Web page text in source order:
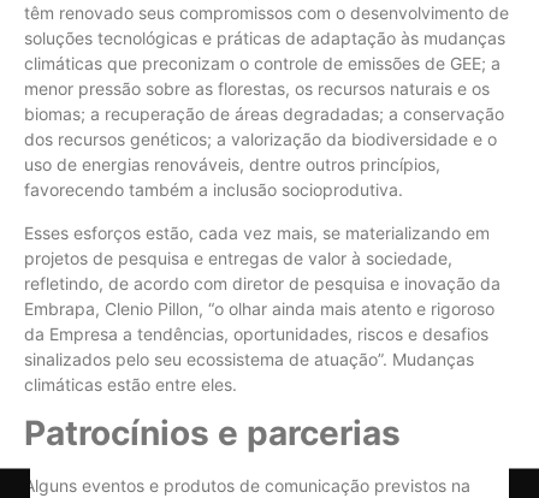
têm renovado seus compromissos com o desenvolvimento de
soluções tecnológicas e práticas de adaptação às mudanças
climáticas que preconizam o controle de emissões de GEE; a
menor pressão sobre as florestas, os recursos naturais e os
biomas; a recuperação de áreas degradadas; a conservação
dos recursos genéticos; a valorização da biodiversidade e o
uso de energias renováveis, dentre outros princípios,
favorecendo também a inclusão socioprodutiva.
Esses esforços estão, cada vez mais, se materializando em
projetos de pesquisa e entregas de valor à sociedade,
refletindo, de acordo com diretor de pesquisa e inovação da
Embrapa, Clenio Pillon, “o olhar ainda mais atento e rigoroso
da Empresa a tendências, oportunidades, riscos e desafios
sinalizados pelo seu ecossistema de atuação”. Mudanças
climáticas estão entre eles.
Patrocínios e parcerias
Alguns eventos e produtos de comunicação previstos na